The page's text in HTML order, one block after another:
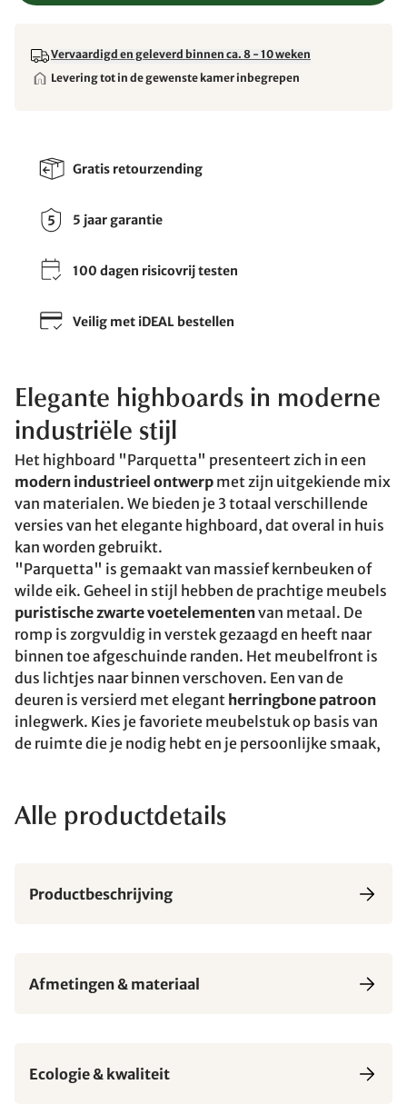
Vervaardigd en geleverd binnen ca. 8 - 10 weken
Levering tot in de gewenste kamer inbegrepen
Gratis retourzending
5 jaar garantie
100 dagen risicovrij testen
Veilig met iDEAL bestellen
Elegante highboards in moderne
industriële stijl
Het highboard "Parquetta" presenteert zich in een
modern industrieel ontwerp met zijn uitgekiende mix
van materialen. We bieden je 3 totaal verschillende
versies van het elegante highboard, dat overal in huis
kan worden gebruikt.
"Parquetta" is gemaakt van massief kernbeuken of
wilde eik. Geheel in stijl hebben de prachtige meubels
puristische zwarte voetelementenvan metaal. De
romp is zorgvuldig in verstek gezaagd en heeft naar
binnen toe afgeschuinde randen. Het meubelfront is
dus lichtjes naar binnen verschoven. Een van de
deuren is versierd met elegant herringbone patroon
inlegwerk. Kies je favoriete meubelstuk op basis van
de ruimte die je nodig hebt en je persoonlijke smaak,
Alle productdetails
Productbeschrijving
Afmetingen & materiaal
Ecologie & kwaliteit